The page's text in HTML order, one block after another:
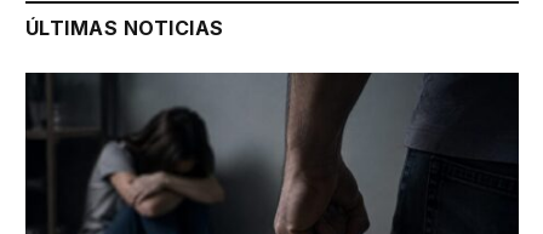
ÚLTIMAS NOTICIAS